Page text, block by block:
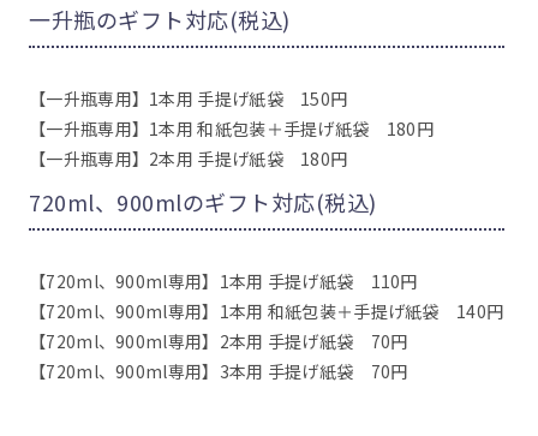
一升瓶のギフト対応(税込)
【一升瓶専用】1本用 手提げ紙袋 150円
【一升瓶専用】1本用 和紙包装＋手提げ紙袋 180円
【一升瓶専用】2本用 手提げ紙袋 180円
720ml、900mlのギフト対応(税込)
【720ml、900ml専用】1本用 手提げ紙袋 110円
【720ml、900ml専用】1本用 和紙包装＋手提げ紙袋 140円
【720ml、900ml専用】2本用 手提げ紙袋 70円
【720ml、900ml専用】3本用 手提げ紙袋 70円